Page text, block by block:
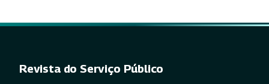
Revista do Serviço Público